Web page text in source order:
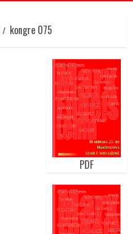
kongre 075
PDF